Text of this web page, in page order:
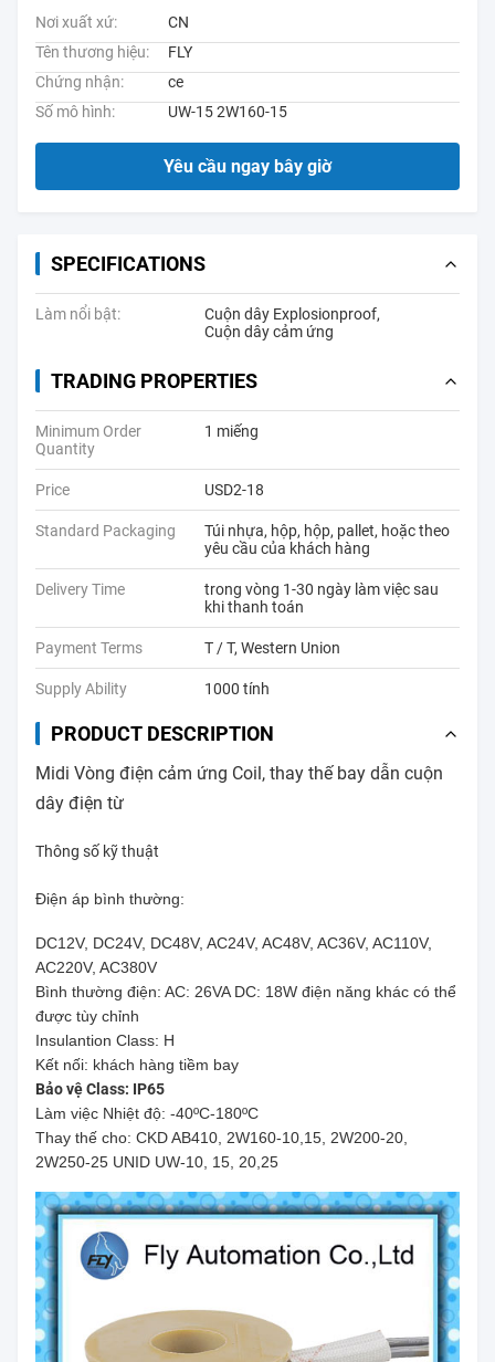
Nơi xuất xứ:
CN
Tên thương hiệu:
FLY
Chứng nhận:
ce
Số mô hình:
UW-15 2W160-15
Yêu cầu ngay bây giờ
SPECIFICATIONS
Làm nổi bật: Cuộn dây Explosionproof,
Cuộn dây cảm ứng
TRADING PROPERTIES
Minimum Order
Quantity
1 miếng
Price USD2-18
Standard Packaging
Túi nhựa, hộp, hộp, pallet, hoặc theo
yêu cầu của khách hàng
Delivery Time
trong vòng 1-30 ngày làm việc sau
khi thanh toán
Payment Terms T / T, Western Union
Supply Ability 1000 tính
PRODUCT DESCRIPTION
Midi Vòng điện cảm ứng Coil, thay thế bay dẫn cuộn
dây điện từ
Thông số kỹ thuật
Điện áp bình thường:
DC12V, DC24V, DC48V, AC24V, AC48V, AC36V, AC110V,
AC220V, AC380V
Bình thường điện: AC: 26VA DC: 18W điện năng khác có thể
được tùy chỉnh
Insulantion Class: H
Kết nối: khách hàng tiềm bay
Bảo vệ Class: IP65
Làm việc Nhiệt độ: -40ºC-180ºC
Thay thế cho: CKD AB410, 2W160-10,15, 2W200-20,
2W250-25 UNID UW-10, 15, 20,25